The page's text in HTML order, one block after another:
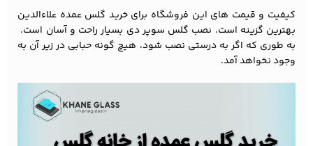
کیفیت و قیمت های این فروشگاه برای خرید گلس عمده علاءالدین
بهترین گزینه است. نصب گلس سوپر دی بسیار راحت و آسان است.
به طوری که اگر به درستی نصب شود، هیچ گونه حبابی در زیر آن به
وجود نخواهد آمد.